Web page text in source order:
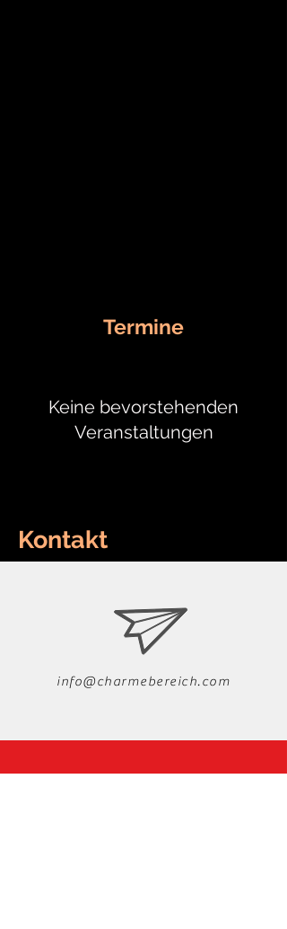
Termine
Keine bevorstehenden
Veranstaltungen
Kontakt
info@charmebereich.com